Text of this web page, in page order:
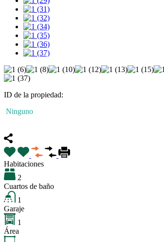
ID de la propiedad:
Ninguno
Habitaciones
2
Cuartos de baño
1
Garaje
1
Área